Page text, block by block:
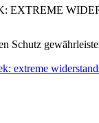
EXTREME
Schutz
extreme